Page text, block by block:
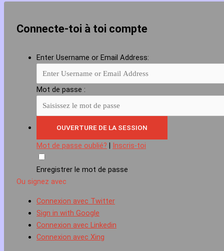
Connecte-toi à toi compte
Enter Username or Email Address:
Mot de passe :
Mot de passe oublié? Inscris-toi
Enregistrer le mot de passe
Ou signez avec
Connexion avec Twitter
Sign in with Google
Connexion avec Linkedin
Connexion avec Xing